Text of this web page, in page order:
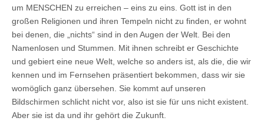
um MENSCHEN zu erreichen – eins zu eins. Gott ist in den
großen Religionen und ihren Tempeln nicht zu finden, er wohnt
bei denen, die „nichts“ sind in den Augen der Welt. Bei den
Namenlosen und Stummen. Mit ihnen schreibt er Geschichte
und gebiert eine neue Welt, welche so anders ist, als die, die wir
kennen und im Fernsehen präsentiert bekommen, dass wir sie
womöglich ganz übersehen. Sie kommt auf unseren
Bildschirmen schlicht nicht vor, also ist sie für uns nicht existent.
Aber sie ist da und ihr gehört die Zukunft.